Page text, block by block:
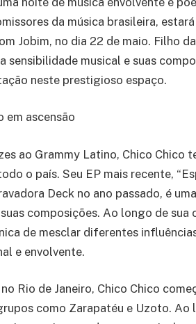
da música brasileira,
Jobim, no dia 22 de maio. Filho
sensibilidade musical e suas
neste prestigioso espaço.
em ascensão
ao Grammy Latino, Chico Chico
o país. Seu EP mais recente,
Deck no ano passado, é
composições. Ao longo de sua
de mesclar diferentes
e envolvente.
Rio de Janeiro, Chico Chico
como Zarapatéu e Uzoto. Ao